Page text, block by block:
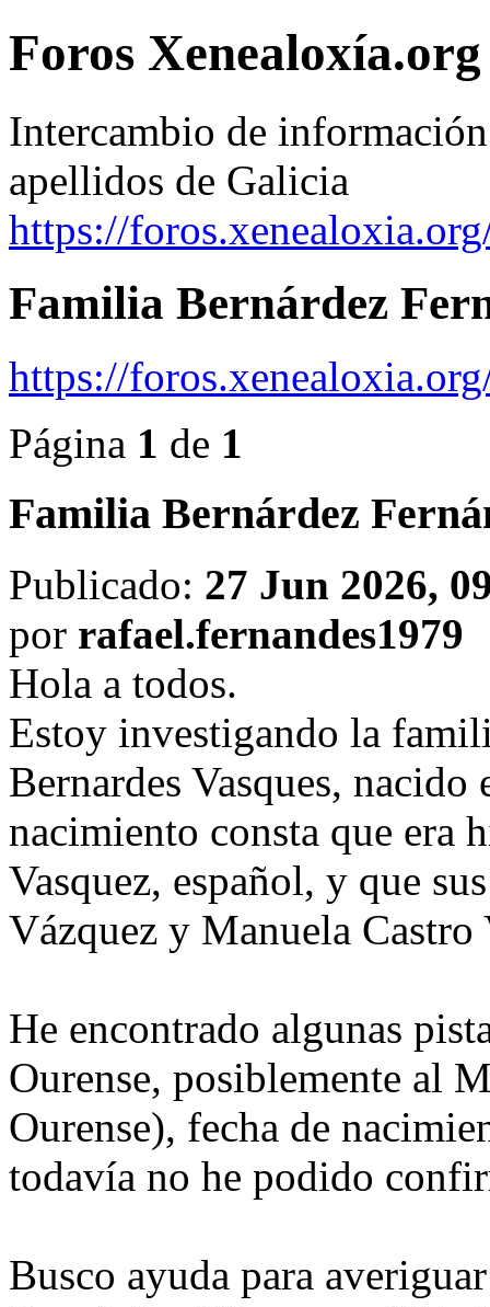
Foros
Intercambio de
apellidos de Galicia
https://
Familia Bernárdez
https://
Página 1 de 1
Familia Bernárdez
Publicado: 27 Jun 2026,
por rafael.fernandes1979
Hola a todos.
Estoy investigando la
Bernardes Vasques,
nacimiento consta que era
Vasquez, español, y que
Vázquez y Manuela Castro
He encontrado algunas
Ourense, posiblemente al
Ourense), fecha de
todavía no he podido
Busco ayuda para